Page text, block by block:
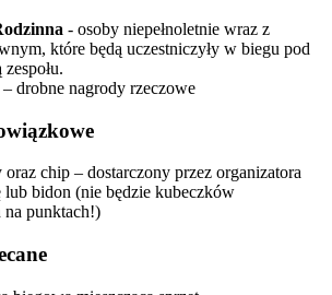
- osoby niepełnoletnie wraz z
które będą uczestniczyły w biegu pod
– drobne nagrody rzeczowe
chip – dostarczony przez organizatora
lub bidon (nie będzie kubeczków
punktach!)